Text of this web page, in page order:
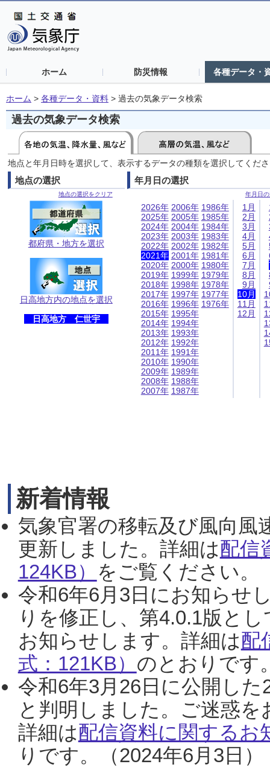
ホーム 防災情報 各種データ・
ホーム > 各種データ・資料 > 過去の気象データ検索
過去の気象データ検索
地点と年月日時を選択して、表示するデータの種類を選択してくだ
地点の選択
地点の選択をクリア
都府県・地方を選択
日高地方内の地点を選択
日高地方 仁世宇
年月日の選択
年月日
2026年
2025年
2024年
2023年
2022年
2021年
2020年
2019年
2018年
2017年
2016年
2015年
2014年
2013年
2012年
2011年
2010年
2009年
2008年
2007年
2006年
2005年
2004年
2003年
2002年
2001年
2000年
1999年
1998年
1997年
1996年
1995年
1994年
1993年
1992年
1991年
1990年
1989年
1988年
1987年
1986年
1985年
1984年
1983年
1982年
1981年
1980年
1979年
1978年
1977年
1976年
1月
2月
3月
4月
5月
6月
7月
8月
9月
10月
11月
12月
新着情報
気象官署の移転及び風向風
更新しました。詳細は配信
124KB） をご覧ください。
令和6年6月3日にお知らせ
りを修正し、第4.0.1版と
お知らせします。詳細は配
式：121KB） のとおりです
令和6年3月26日に公開し
と判明しました。ご迷惑
詳細は配信資料に関するお
りです。（2024年6月3日）